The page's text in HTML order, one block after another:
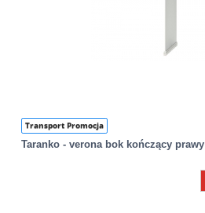
Transport Promocja
Taranko - verona bok kończący prawy